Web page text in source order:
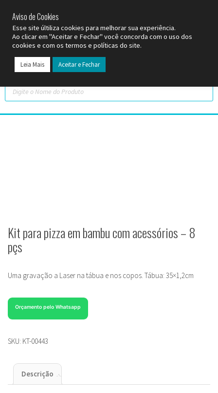
Kit para pizza em bambu com acessórios – 8
pçs
Uma gravação a Laser na tábua e nos copos. Tábua: 35×1,2cm
Orçamento pelo Whatsapp
SKU: KT-00443
Descrição
Aviso de Cookies
Esse site últiliza cookies para melhorar sua experiência.
Ao clicar em "Aceitar e Fechar" você concorda com o uso dos
cookies e com os termos e políticas do site.
Leia Mais Aceitar e Fechar